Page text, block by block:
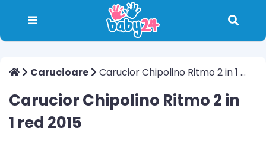
Carucioare Carucior Chipolino Ritmo 2 in 1 red 2015
Carucior Chipolino Ritmo 2 in
1 red 2015